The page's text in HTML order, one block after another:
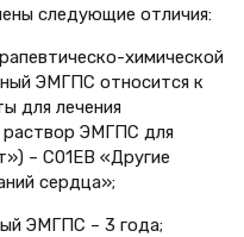
следующие отличия:
химической
ЭМГПС относится к
для лечения
раствор ЭМГПС для
– С01ЕВ «Другие
сердца»;
ЭМГПС – 3 года;